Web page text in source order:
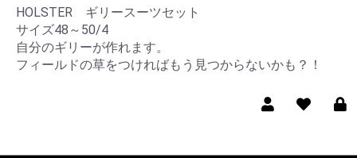
HOLSTER ギリースーツセット
サイズ48～50/4
自分のギリーが作れます。
フィールドの草をつければもう見つからないかも？！